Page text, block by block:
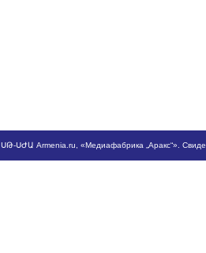
ՍԹ-ՍԺԱ Armenia.ru , «Медиафабрика „Аракс“».